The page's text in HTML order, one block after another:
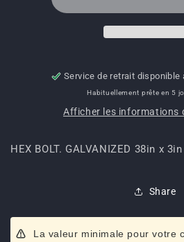
BOLT.
3in
Service de retrait disponible
Habituellement prête en 5
Afficher les informations
HEX BOLT. GALVANIZED 38in x 3in
Share
La valeur minimale pour votre